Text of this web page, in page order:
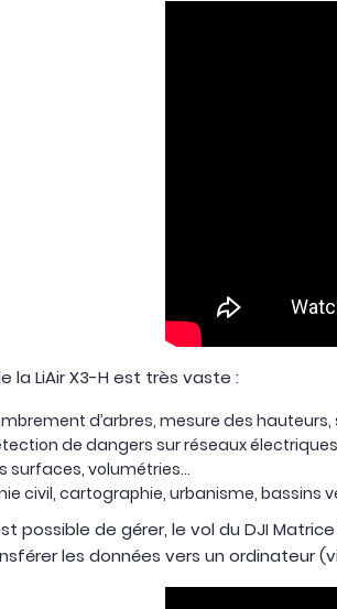
la LiAir X3-H est très vaste :
d’arbres, mesure des
de dangers sur réseaux électriques
surfaces, volumétries…
civil, cartographie, urbanisme, bassins
possible de gérer, le vol du DJI
les données vers un ordinateur